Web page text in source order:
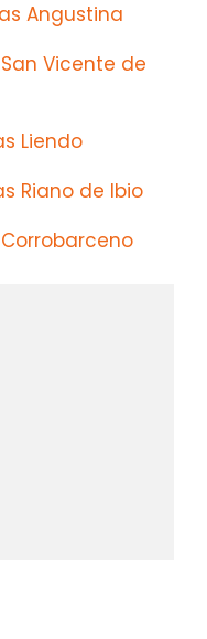
Angustina
Vicente de
Liendo
Riano de Ibio